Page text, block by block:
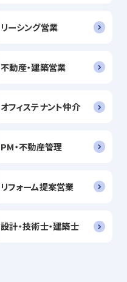
リーシング営業
不動産・建築営業
オフィステナント仲介
PM・不動産管理
リフォーム提案営業
設計・技術士・建築士